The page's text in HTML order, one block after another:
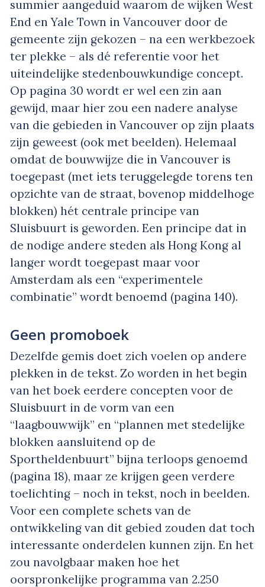
summier aangeduid waarom de wijken West
End en Yale Town in Vancouver door de
gemeente zijn gekozen – na een werkbezoek
ter plekke – als dé referentie voor het
uiteindelijke stedenbouwkundige concept.
Op pagina 30 wordt er wel een zin aan
gewijd, maar hier zou een nadere analyse
van die gebieden in Vancouver op zijn plaats
zijn geweest (ook met beelden). Helemaal
omdat de bouwwijze die in Vancouver is
toegepast (met iets teruggelegde torens ten
opzichte van de straat, bovenop middelhoge
blokken) hét centrale principe van
Sluisbuurt is geworden. Een principe dat in
de nodige andere steden als Hong Kong al
langer wordt toegepast maar voor
Amsterdam als een “experimentele
combinatie” wordt benoemd (pagina 140).
Geen promoboek
Dezelfde gemis doet zich voelen op andere
plekken in de tekst. Zo worden in het begin
van het boek eerdere concepten voor de
Sluisbuurt in de vorm van een
“laagbouwwijk” en “plannen met stedelijke
blokken aansluitend op de
Sportheldenbuurt” bijna terloops genoemd
(pagina 18), maar ze krijgen geen verdere
toelichting – noch in tekst, noch in beelden.
Voor een complete schets van de
ontwikkeling van dit gebied zouden dat toch
interessante onderdelen kunnen zijn. En het
zou navolgbaar maken hoe het
oorspronkelijke programma van 2.250